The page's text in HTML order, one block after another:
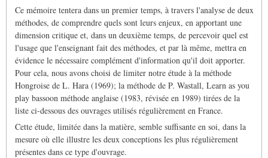
Ce mémoire tentera dans un premier temps, à travers l'analyse de deux
méthodes, de comprendre quels sont leurs enjeux, en apportant une
dimension critique et, dans un deuxième temps, de percevoir quel est
l'usage que l'enseignant fait des méthodes, et par là même, mettra en
évidence le nécessaire complément d'information qu'il doit apporter.
Pour cela, nous avons choisi de limiter notre étude à la méthode
Hongroise de L. Hara (1969); la méthode de P. Wastall, Learn as you
play bassoon méthode anglaise (1983, révisée en 1989) tirées de la
liste ci-dessous des ouvrages utilisés régulièrement en France.
Cette étude, limitée dans la matière, semble suffisante en soi, dans la
mesure où elle illustre les deux conceptions les plus régulièrement
présentes dans ce type d'ouvrage.